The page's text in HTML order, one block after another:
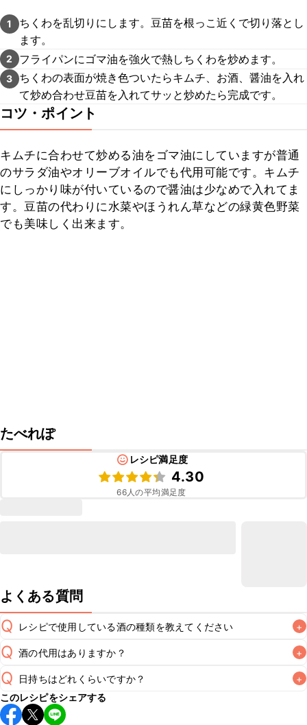
1
ちくわを乱切りにします。豆苗を根っこ近くで切り落とし
ます。
2 フライパンにゴマ油を強火で熱しちくわを炒めます。
3
ちくわの表面が焼き色ついたらキムチ、お酒、醤油を入れ
て炒め合わせ豆苗を入れてサッと炒めたら完成です。
コツ・ポイント
キムチに合わせて炒める油をゴマ油にしていますが普通
のサラダ油やオリーブオイルでも代用可能です。キムチ
にしっかり味が付いているので醤油は少なめで入れてま
す。豆苗の代わりに水菜やほうれん草などの緑黄色野菜
でも美味しく出来ます。
たべれぽ
レシピ満足度
4.30
66人の平均満足度
よくある質問
Q レシピで使用している酒の種類を教えてください +
A
Q 酒の代用はありますか？ +
A
Q 日持ちはどれくらいですか？ +
保存期間は冷蔵で翌日中が目安です。なるべくお早めにお召
このレシピをシェアする